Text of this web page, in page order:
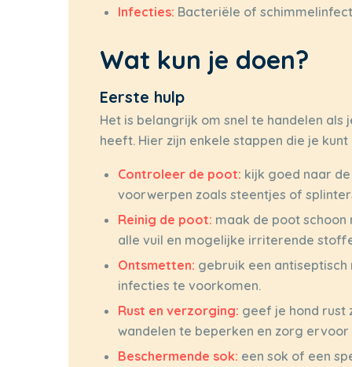
Infecties: Bacteriële of
Wat kun je doen?
Eerste hulp
Het is belangrijk om snel te handelen
heeft. Hier zijn enkele stappen die je kunt
Controleer de poot: kijk goed naar
voorwerpen zoals steentjes of
Reinig de poot: maak de poot
alle vuil en mogelijke irriterende
Ontsmetten: gebruik een
infecties te voorkomen.
Rust en verzorging: geef je hond rust
wandelen te beperken en zorg
Beschermende sok: een sok of een